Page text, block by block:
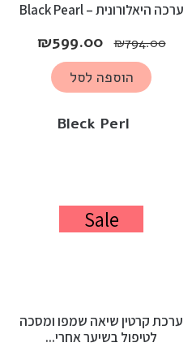
Bleck Perl
ערכה היאלורונית – Black Pearl
₪794.00
₪599.00
הוספה לסל
Sale
ערכת קרטין שיאה שמפו ומסכה
לטיפול בשיער אחרי...